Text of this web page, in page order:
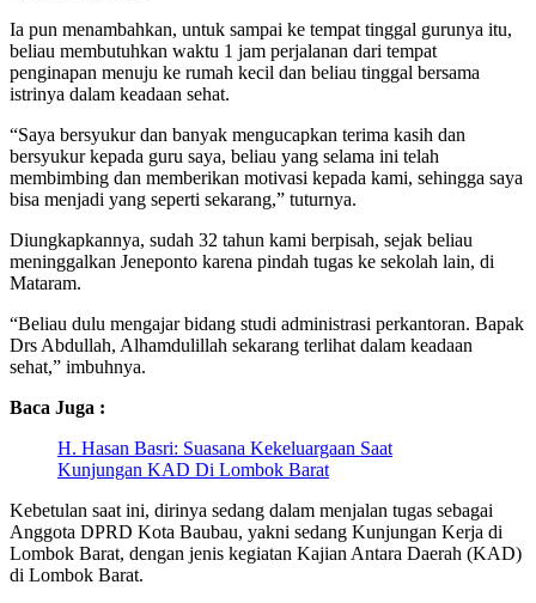
Ia pun menambahkan, untuk sampai ke tempat tinggal gurunya itu,
beliau membutuhkan waktu 1 jam perjalanan dari tempat
penginapan menuju ke rumah kecil dan beliau tinggal bersama
istrinya dalam keadaan sehat.
“Saya bersyukur dan banyak mengucapkan terima kasih dan
bersyukur kepada guru saya, beliau yang selama ini telah
membimbing dan memberikan motivasi kepada kami, sehingga saya
bisa menjadi yang seperti sekarang,” tuturnya.
Diungkapkannya, sudah 32 tahun kami berpisah, sejak beliau
meninggalkan Jeneponto karena pindah tugas ke sekolah lain, di
Mataram.
“Beliau dulu mengajar bidang studi administrasi perkantoran. Bapak
Drs Abdullah, Alhamdulillah sekarang terlihat dalam keadaan
sehat,” imbuhnya.
Baca Juga :
H. Hasan Basri: Suasana Kekeluargaan Saat
Kunjungan KAD Di Lombok Barat
Kebetulan saat ini, dirinya sedang dalam menjalan tugas sebagai
Anggota DPRD Kota Baubau, yakni sedang Kunjungan Kerja di
Lombok Barat, dengan jenis kegiatan Kajian Antara Daerah (KAD)
di Lombok Barat.